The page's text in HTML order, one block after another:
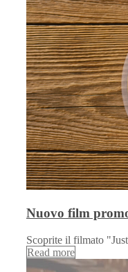
Nuovo film
Scoprite il filmato
Read more